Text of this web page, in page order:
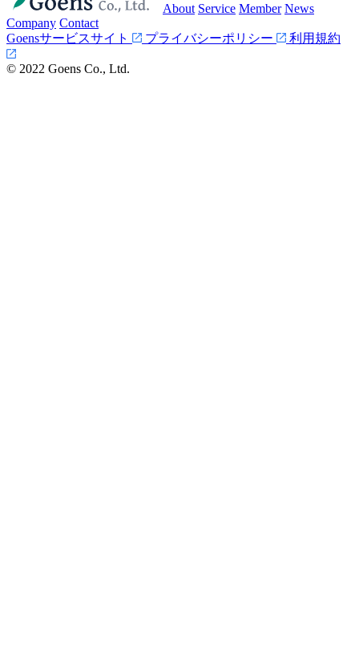
About Service Member News
Company Contact
Goensサービスサイト
プライバシーポリシー 利用規約
© 2022 Goens Co., Ltd.